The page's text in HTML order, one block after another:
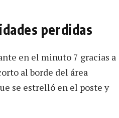
perdidas
en el minuto 7 gracias a
al borde del área
se estrelló en el poste y